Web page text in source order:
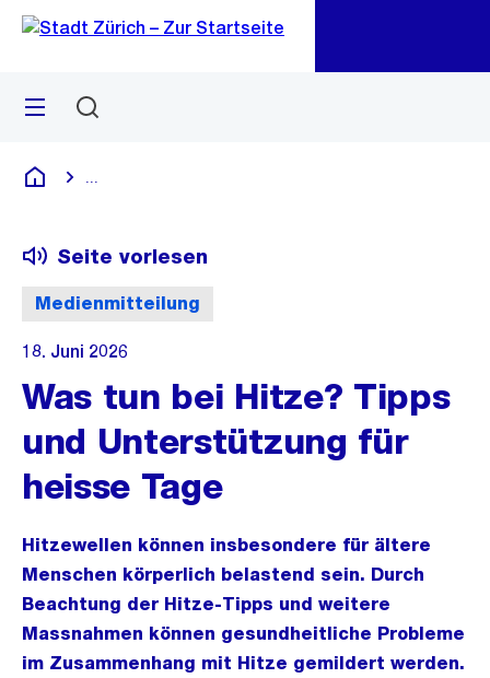
Navigation
Sprunglink
Menü
Deutsch
Medienmitteilung
Seite vorlesen
18. Juni 2026
Was tun bei Hitze? Tipps
und Unterstützung für
heisse Tage
Hitzewellen können insbesondere für ältere
Menschen körperlich belastend sein. Durch
Beachtung der Hitze-Tipps und weitere
Massnahmen können gesundheitliche Probleme
im Zusammenhang mit Hitze gemildert werden.